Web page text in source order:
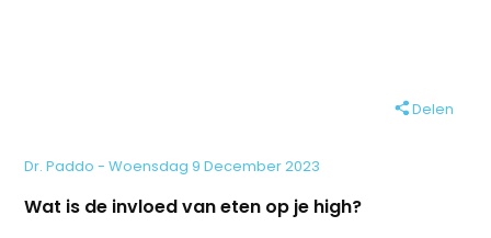
Delen
Dr. Paddo - Woensdag 9 December 2023
Wat is de invloed van eten op je high?